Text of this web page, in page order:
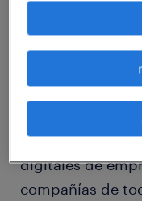
primeros pasos
Los perfiles de
sus niveles de
el talento clave
coordinación y
digitales de
compañías de